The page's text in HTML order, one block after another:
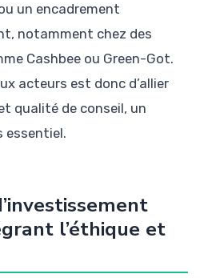
un encadrement
notamment chez des
Cashbee ou Green-Got.
acteurs est donc d’allier
qualité de conseil, un
essentiel.
l’éthique et